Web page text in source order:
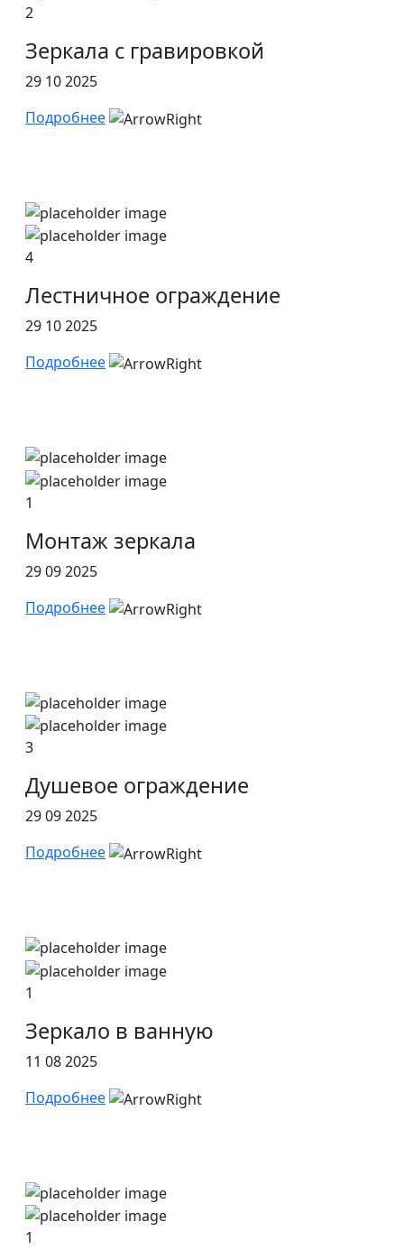
2
Зеркала с гравировкой
29 10 2025
Подробнее
4
Лестничное ограждение
29 10 2025
Подробнее
1
Монтаж зеркала
29 09 2025
Подробнее
3
Душевое ограждение
29 09 2025
Подробнее
1
Зеркало в ванную
11 08 2025
Подробнее
1